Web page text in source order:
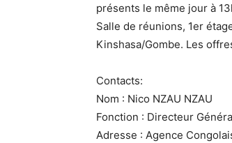
présents le même jour à
Salle de réunions, 1er
Kinshasa/Gombe. Les
Contacts:
Nom : Nico NZAU NZAU
Fonction : Directeur
Adresse : Agence